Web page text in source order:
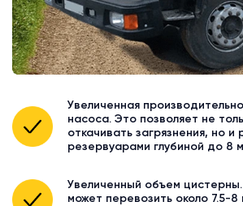
Увеличенная
насоса. Это позволяет не
откачивать загрязнения, но и
резервуарами глубиной до 8
Увеличенный объем
может перевозить около 7.5-8